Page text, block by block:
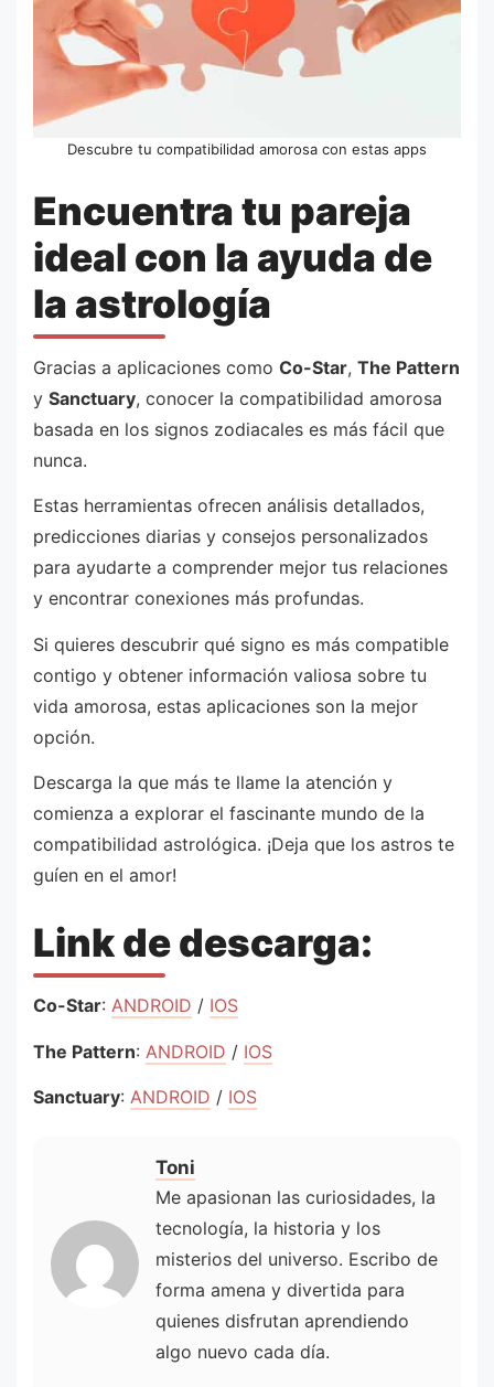
Descubre tu compatibilidad amorosa con estas apps
Encuentra tu pareja
ideal con la ayuda de
la astrología
Gracias a aplicaciones como Co-Star, The Pattern
y Sanctuary, conocer la compatibilidad amorosa
basada en los signos zodiacales es más fácil que
nunca.
Estas herramientas ofrecen análisis detallados,
predicciones diarias y consejos personalizados
para ayudarte a comprender mejor tus relaciones
y encontrar conexiones más profundas.
Si quieres descubrir qué signo es más compatible
contigo y obtener información valiosa sobre tu
vida amorosa, estas aplicaciones son la mejor
opción.
Descarga la que más te llame la atención y
comienza a explorar el fascinante mundo de la
compatibilidad astrológica. ¡Deja que los astros te
guíen en el amor!
Link de descarga:
Co-Star: ANDROID / IOS
The Pattern: ANDROID / IOS
Sanctuary: ANDROID / IOS
Toni
Me apasionan las curiosidades, la
tecnología, la historia y los
misterios del universo. Escribo de
forma amena y divertida para
quienes disfrutan aprendiendo
algo nuevo cada día.